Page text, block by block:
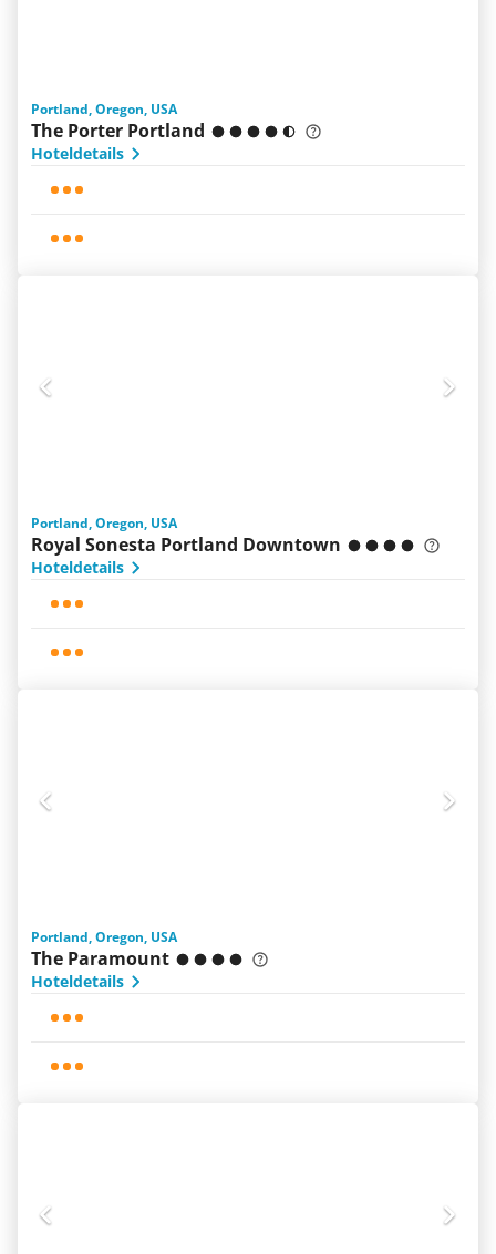
Portland, Oregon, USA
The Porter Portland
Hoteldetails
Portland, Oregon, USA
Royal Sonesta Portland Downtown
Hoteldetails
Portland, Oregon, USA
The Paramount
Hoteldetails